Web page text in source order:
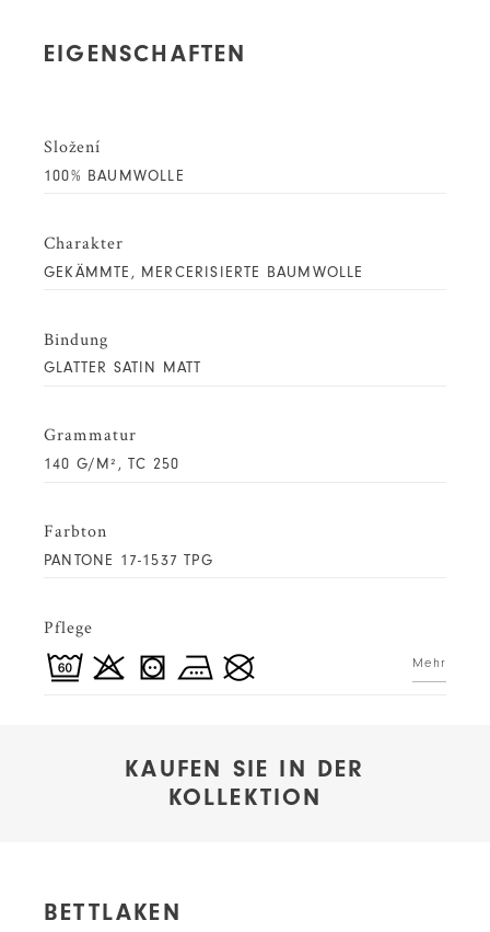
EIGENSCHAFTEN
Složení
100% BAUMWOLLE
Charakter
GEKÄMMTE, MERCERISIERTE BAUMWOLLE
Bindung
GLATTER SATIN MATT
Grammatur
140 G/M², TC 250
Farbton
PANTONE 17-1537 TPG
Pflege
Mehr
KAUFEN SIE IN DER
KOLLEKTION
BETTLAKEN